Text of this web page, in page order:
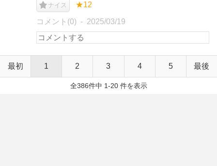
ナイス ★12
コメント(0) 2025/03/19
最初 1 2 3 4 5 最後
全386件中 1-20 件を表示